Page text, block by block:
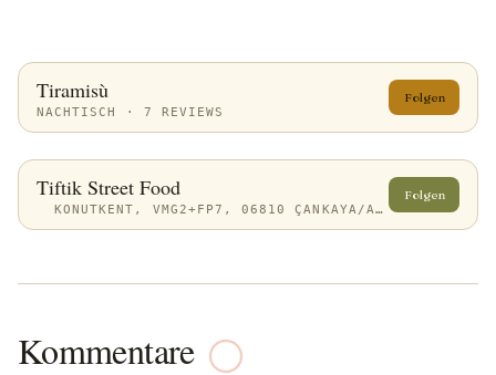
Tiramisù
NACHTISCH · 7 REVIEWS
Folgen
Tiftik Street Food
KONUTKENT, VMG2+FP7, 06810 ÇANKAYA/ANKARA, TÜRKIYE
Folgen
Kommentare